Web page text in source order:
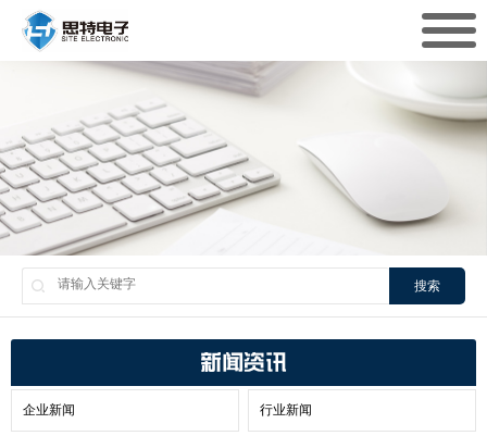
搜索
新闻资讯
企业新闻 行业新闻